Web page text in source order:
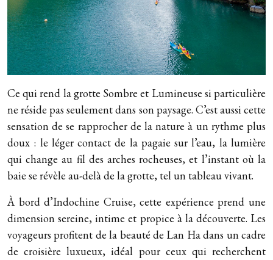
Ce qui rend la grotte Sombre et Lumineuse si particulière
ne réside pas seulement dans son paysage. C’est aussi cette
sensation de se rapprocher de la nature à un rythme plus
doux : le léger contact de la pagaie sur l’eau, la lumière
qui change au fil des arches rocheuses, et l’instant où la
baie se révèle au-delà de la grotte, tel un tableau vivant.
À bord d’Indochine Cruise, cette expérience prend une
dimension sereine, intime et propice à la découverte. Les
voyageurs profitent de la beauté de Lan Ha dans un cadre
de croisière luxueux, idéal pour ceux qui recherchent